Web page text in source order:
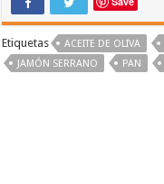
Etiquetas ACEITE DE OLIVA
JAMÓN SERRANO
PAN